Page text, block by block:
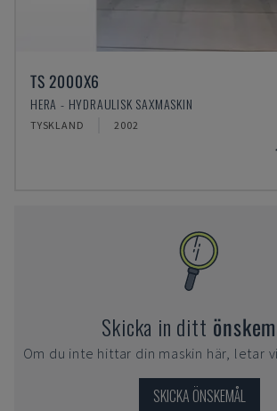
TS 2000X6
HERA - HYDRAULISK SAXMASKIN
TYSKLAND 2002
Skicka in ditt
Om du inte hittar din maskin här, letar
SKICKA ÖNSKEMÅL